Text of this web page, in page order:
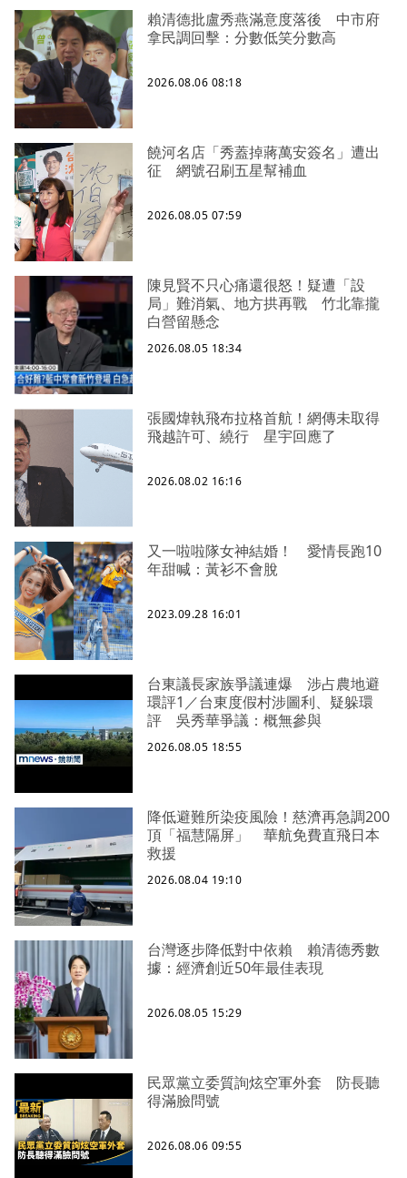
賴清德批盧秀燕滿意度落後 中市府
拿民調回擊：分數低笑分數高
2026.08.06 08:18
饒河名店「秀蓋掉蔣萬安簽名」遭出
征 網號召刷五星幫補血
2026.08.05 07:59
陳見賢不只心痛還很怒！疑遭「設
局」難消氣、地方拱再戰 竹北靠攏
白營留懸念
2026.08.05 18:34
張國煒執飛布拉格首航！網傳未取得
飛越許可、繞行 星宇回應了
2026.08.02 16:16
又一啦啦隊女神結婚！ 愛情長跑10
年甜喊：黃衫不會脫
2023.09.28 16:01
台東議長家族爭議連爆 涉占農地避
環評1／台東度假村涉圖利、疑躲環
評 吳秀華爭議：概無參與
2026.08.05 18:55
降低避難所染疫風險！慈濟再急調200
頂「福慧隔屏」 華航免費直飛日本
救援
2026.08.04 19:10
台灣逐步降低對中依賴 賴清德秀數
據：經濟創近50年最佳表現
2026.08.05 15:29
民眾黨立委質詢炫空軍外套 防長聽
得滿臉問號
2026.08.06 09:55